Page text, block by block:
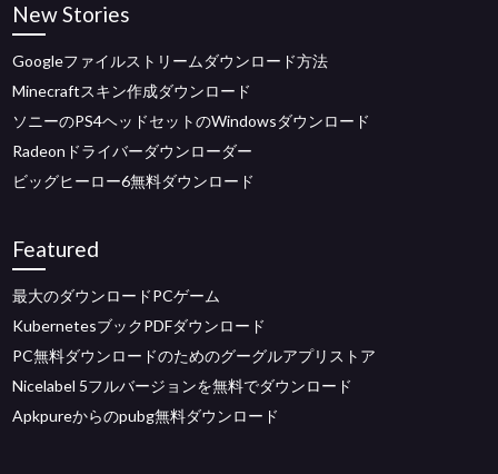
New Stories
Googleファイルストリームダウンロード方法
Minecraftスキン作成ダウンロード
ソニーのPS4ヘッドセットのWindowsダウンロード
Radeonドライバーダウンローダー
ビッグヒーロー6無料ダウンロード
Featured
最大のダウンロードPCゲーム
KubernetesブックPDFダウンロード
PC無料ダウンロードのためのグーグルアプリストア
Nicelabel 5フルバージョンを無料でダウンロード
Apkpureからのpubg無料ダウンロード